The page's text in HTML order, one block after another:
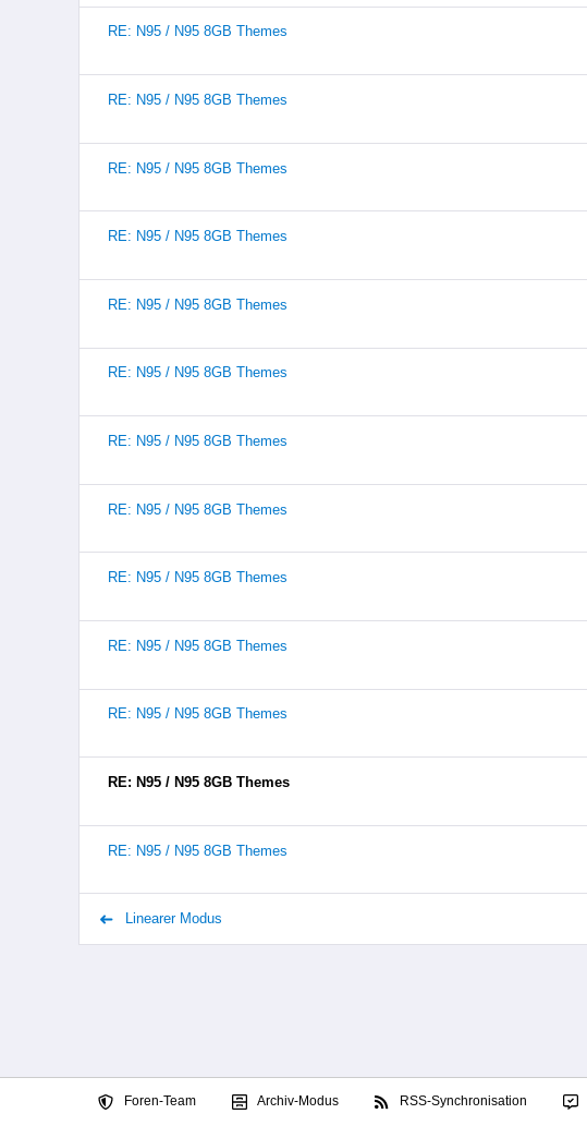
RE: N95 / N95 8GB Themes
RE: N95 / N95 8GB Themes
RE: N95 / N95 8GB Themes
RE: N95 / N95 8GB Themes
RE: N95 / N95 8GB Themes
RE: N95 / N95 8GB Themes
RE: N95 / N95 8GB Themes
RE: N95 / N95 8GB Themes
RE: N95 / N95 8GB Themes
RE: N95 / N95 8GB Themes
RE: N95 / N95 8GB Themes
RE: N95 / N95 8GB Themes
RE: N95 / N95 8GB Themes
Linearer Modus
Foren-Team Archiv-Modus RSS-Synchronisation